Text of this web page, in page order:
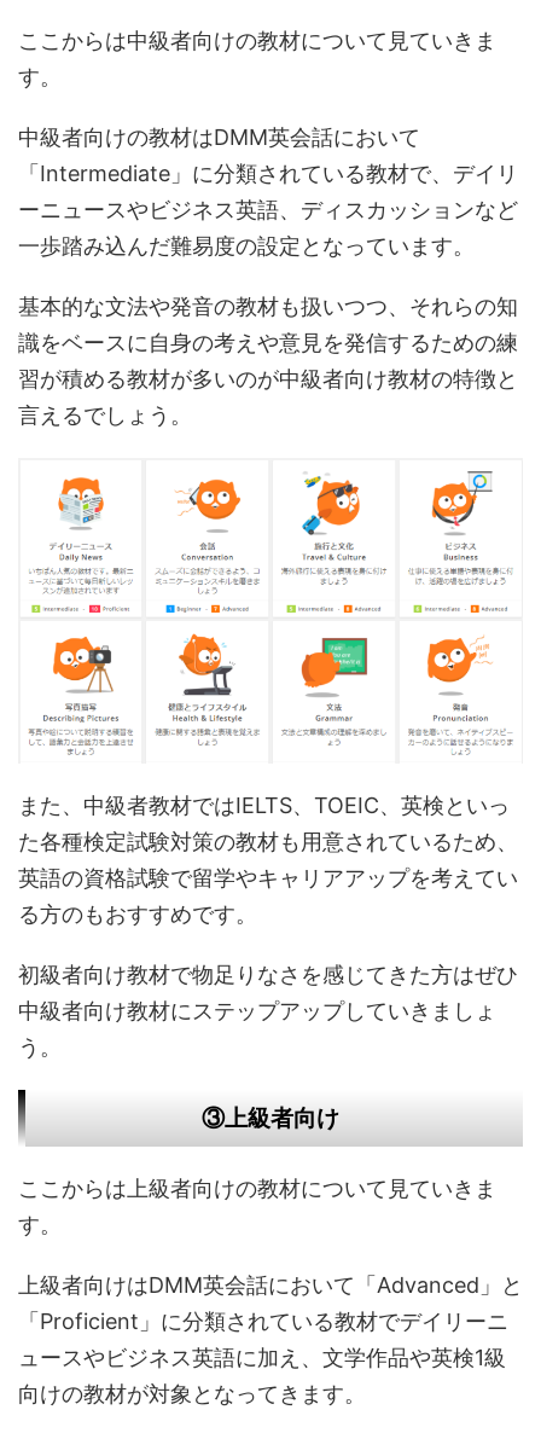
ここからは中級者向けの教材について見ていきま
す。
中級者向けの教材はDMM英会話において
「Intermediate」に分類されている教材で、デイリ
ーニュースやビジネス英語、ディスカッションなど
一歩踏み込んだ難易度の設定となっています。
基本的な文法や発音の教材も扱いつつ、それらの知
識をベースに自身の考えや意見を発信するための練
習が積める教材が多いのが中級者向け教材の特徴と
言えるでしょう。
また、中級者教材ではIELTS、TOEIC、英検といっ
た各種検定試験対策の教材も用意されているため、
英語の資格試験で留学やキャリアアップを考えてい
る方のもおすすめです。
初級者向け教材で物足りなさを感じてきた方はぜひ
中級者向け教材にステップアップしていきましょ
う。
③上級者向け
ここからは上級者向けの教材について見ていきま
す。
上級者向けはDMM英会話において「Advanced」と
「Proficient」に分類されている教材でデイリーニ
ュースやビジネス英語に加え、文学作品や英検1級
向けの教材が対象となってきます。